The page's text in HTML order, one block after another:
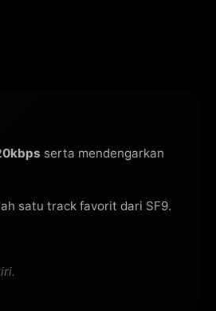
serta mendengarkan
satu track favorit dari SF9.